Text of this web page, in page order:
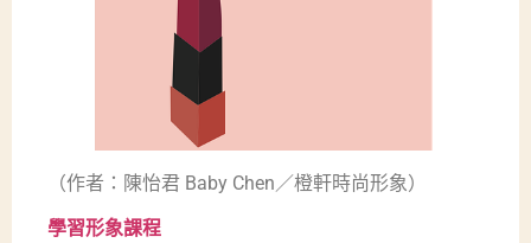
（作者：陳怡君 Baby Chen／橙軒時尚形象）
學習形象課程